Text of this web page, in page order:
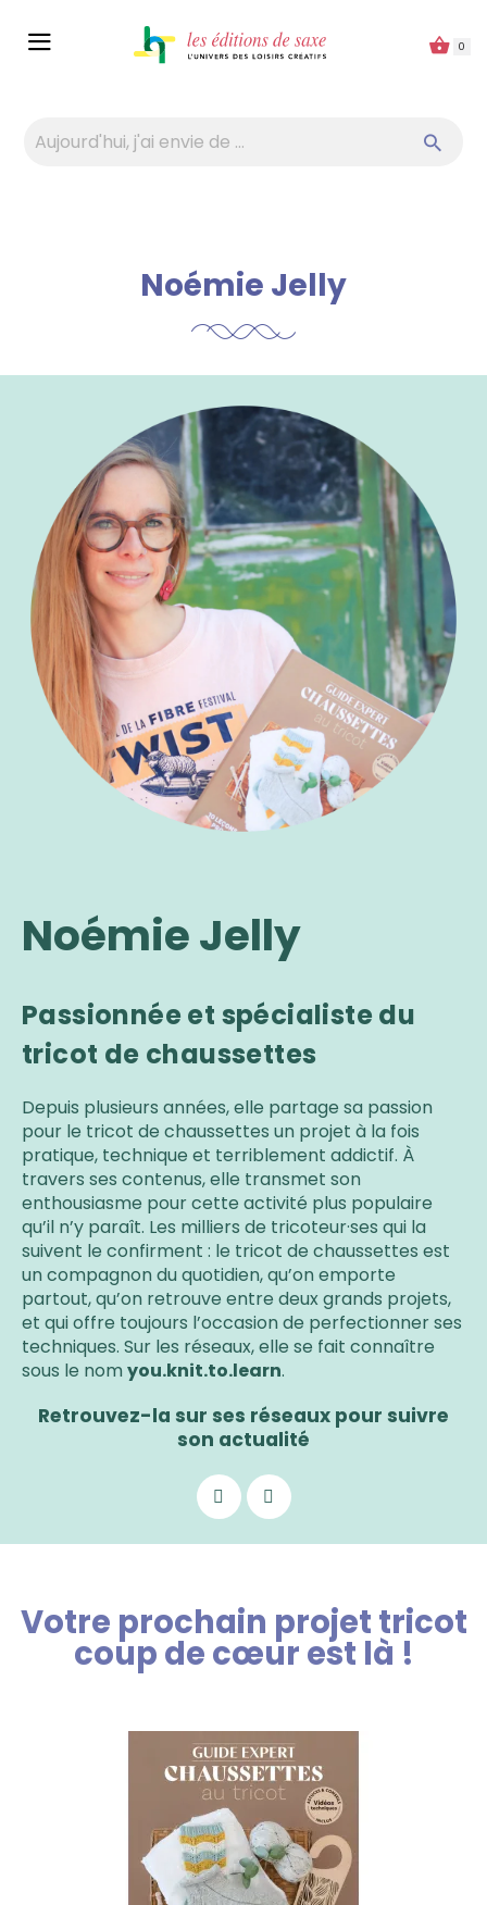
0
Noémie Jelly
Noémie Jelly
Passionnée et spécialiste du
tricot de chaussettes
Depuis plusieurs années, elle partage sa passion
pour le tricot de chaussettes un projet à la fois
pratique, technique et terriblement addictif. À
travers ses contenus, elle transmet son
enthousiasme pour cette activité plus populaire
qu’il n’y paraît. Les milliers de tricoteur·ses qui la
suivent le confirment : le tricot de chaussettes est
un compagnon du quotidien, qu’on emporte
partout, qu’on retrouve entre deux grands projets,
et qui offre toujours l’occasion de perfectionner ses
techniques. Sur les réseaux, elle se fait connaître
sous le nom you.knit.to.learn.
Retrouvez-la sur ses réseaux pour suivre
son actualité
Votre prochain projet tricot
coup de cœur est là !